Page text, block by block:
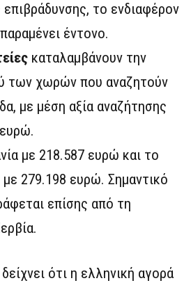
επιβράδυνσης, το ενδιαφέρον
έντονο.
καταλαμβάνουν την
των χωρών που αναζητούν
με μέση αξία αναζήτησης
με 218.587 ευρώ και το
279.198 ευρώ. Σημαντικό
επίσης από τη
ότι η ελληνική αγορά